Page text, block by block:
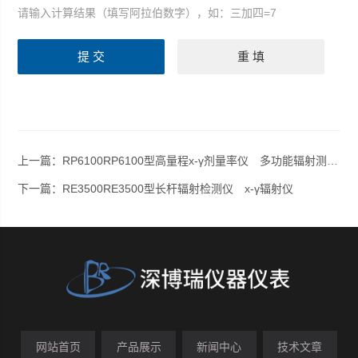
请输入计算结果（填写阿拉伯数字），如：三加四=7
上一篇： RP6100RP6100型高量程x-γ剂量率仪 多功能辐射测量仪
下一篇： RE3500RE3500型长杆辐射检测仪 х-γ辐射仪
网站首页 产品展示 新闻中心 技术文章